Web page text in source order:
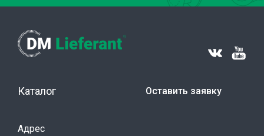
Каталог Оставить заявку
Адрес